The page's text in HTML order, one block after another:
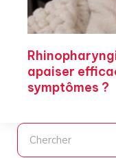
apaiser
symptômes ?
Rechercher